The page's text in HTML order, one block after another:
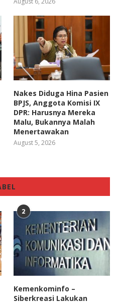
Nakes Diduga Hina Pasien
BPJS, Anggota Komisi IX
DPR: Harusnya Mereka
Malu, Bukannya Malah
Menertawakan
August 5, 2026
2
Kemenkominfo –
Siberkreasi Lakukan